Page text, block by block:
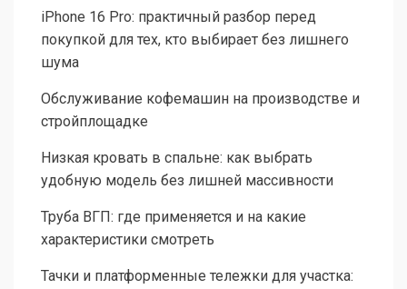
iPhone 16 Pro: практичный разбор перед
покупкой для тех, кто выбирает без лишнего
шума
Обслуживание кофемашин на производстве и
стройплощадке
Низкая кровать в спальне: как выбрать
удобную модель без лишней массивности
Труба ВГП: где применяется и на какие
характеристики смотреть
Тачки и платформенные тележки для участка: